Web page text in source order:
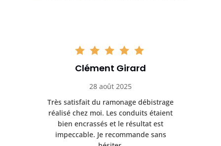
Clément Girard
28 août 2025
Très satisfait du ramonage débistrage
réalisé chez moi. Les conduits étaient
bien encrassés et le résultat est
impeccable. Je recommande sans